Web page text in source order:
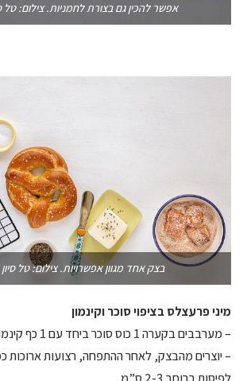
אפשר להכין גם בצורת לחמניות. צילום: טל
בצק אחד מגוון אפשרויות. צילום: טל סיון
מיני פרעצלס בציפוי סוכר וקינמון
– מערבבים בקערה 1 כוס סוכר ביחד עם 1 כף קינמון.
– יוצרים מהבצק, לאחר ההתפחה, רצועות ארוכות